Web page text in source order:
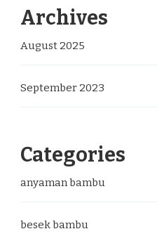
Archives
August 2025
September 2023
Categories
anyaman bambu
besek bambu